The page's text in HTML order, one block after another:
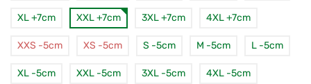
XL +7cm XXL +7cm 3XL +7cm 4XL +7cm
XXS -5cm XS -5cm S -5cm M -5cm L -5cm
XL -5cm XXL -5cm 3XL -5cm 4XL -5cm